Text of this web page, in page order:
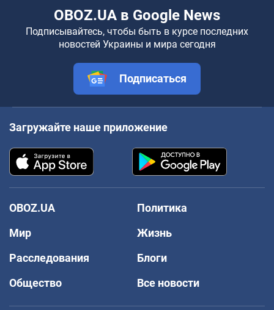
OBOZ.UA в Google News
Подписывайтесь, чтобы быть в курсе последних
новостей Украины и мира сегодня
Подписаться
Загружайте наше приложение
OBOZ.UA
Политика
Мир
Жизнь
Расследования
Блоги
Общество
Все новости